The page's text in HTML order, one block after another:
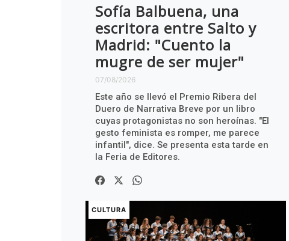
Sofía Balbuena, una
escritora entre Salto y
Madrid: "Cuento la
mugre de ser mujer"
07/08/2026
Este año se llevó el Premio Ribera del
Duero de Narrativa Breve por un libro
cuyas protagonistas no son heroínas. "El
gesto feminista es romper, me parece
infantil", dice. Se presenta esta tarde en
la Feria de Editores.
CULTURA